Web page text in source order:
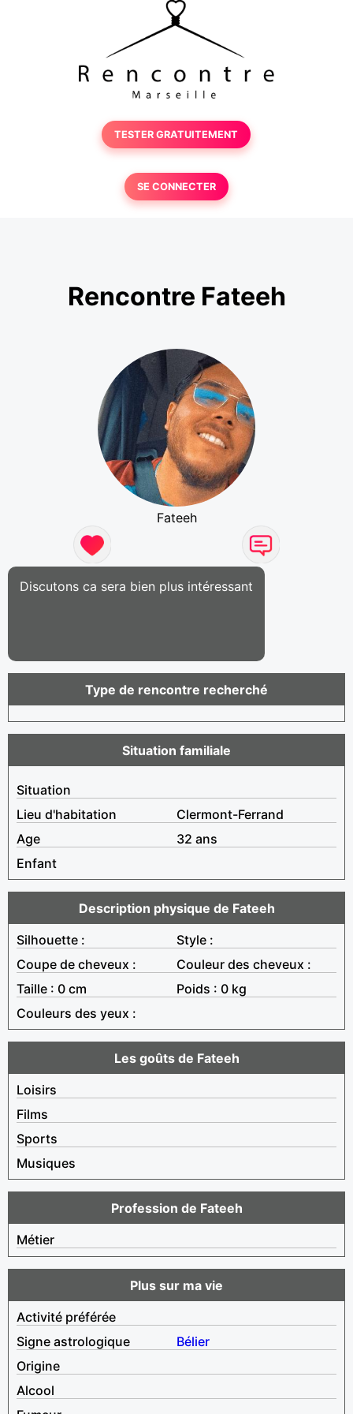
TESTER GRATUITEMENT
SE CONNECTER
Rencontre Fateeh
Fateeh
Discutons ca sera bien plus intéressant
Type de rencontre recherché
Situation familiale
Situation
Lieu d'habitation
Clermont-Ferrand
Age
32 ans
Enfant
Description physique de Fateeh
Silhouette :
Style :
Coupe de cheveux :
Couleur des cheveux :
Taille : 0 cm
Poids : 0 kg
Couleurs des yeux :
Les goûts de Fateeh
Loisirs
Films
Sports
Musiques
Profession de Fateeh
Métier
Plus sur ma vie
Activité préférée
Signe astrologique
Bélier
Origine
Alcool